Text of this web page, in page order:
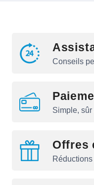
Conseils
Simple,
Offres